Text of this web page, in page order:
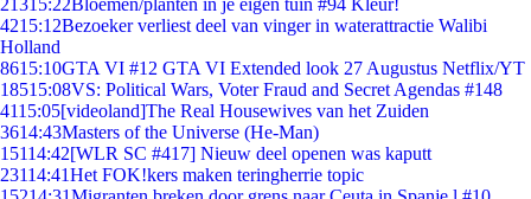
21315:22Bloemen/planten in je eigen tuin #94 Kleur!
4215:12Bezoeker verliest deel van vinger in waterattractie Walibi
Holland
8615:10GTA VI #12 GTA VI Extended look 27 Augustus Netflix/YT
18515:08VS: Political Wars, Voter Fraud and Secret Agendas #148
4115:05[videoland]The Real Housewives van het Zuiden
3614:43Masters of the Universe (He-Man)
15114:42[WLR SC #417] Nieuw deel openen was kaputt
23114:41Het FOK!kers maken teringherrie topic